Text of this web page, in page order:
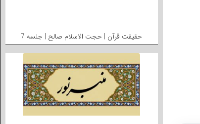
حقیقت قرآن | حجت الاسلام صالح | جلسه 7